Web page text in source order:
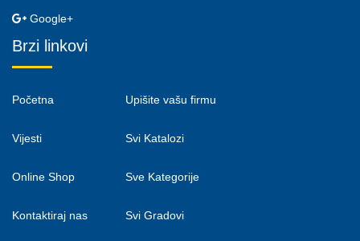
Google+
Brzi linkovi
Početna
Vijesti
Online Shop
Kontaktiraj nas
Upišite vašu firmu
Svi Katalozi
Sve Kategorije
Svi Gradovi